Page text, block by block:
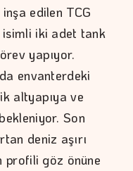
edilen TCG
iki adet tank
yapıyor.
envanterdeki
altyapıya ve
Son
deniz aşırı
profili göz önüne